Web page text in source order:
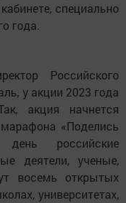
специально
года.
Российского
у акции 2023 года
акция начнется
«Поделись
российские
деятели, ученые,
восемь открытых
университетах,